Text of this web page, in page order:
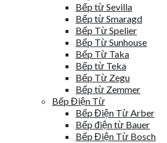
Bếp từ Sevilla
Bếp từ Smaragd
Bếp Từ Spelier
Bếp Từ Sunhouse
Bếp Từ Taka
Bếp từ Teka
Bếp Từ Zegu
Bếp từ Zemmer
Bếp Điện Từ
Bếp Điện Từ Arber
Bếp điện từ Bauer
Bếp Điện Từ Bosch